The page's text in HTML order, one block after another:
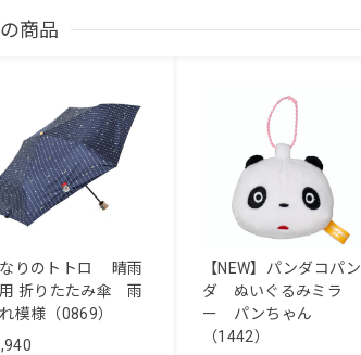
商品
なりのトトロ 晴雨
折りたたみ傘 雨
模様（0869）
【NEW】パンダコパン
ダ ぬいぐるみミラ
ー パンちゃん
（1442）